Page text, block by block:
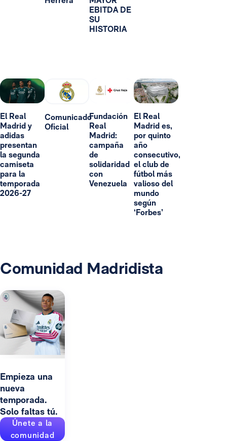
EBITDA DE
SU
HISTORIA
El Real
Madrid y
adidas
presentan
la segunda
camiseta
para la
temporada
2026-27
Comunicado
Oficial
Fundación
Real
Madrid:
campaña
de
solidaridad
con
Venezuela
El Real
Madrid es,
por quinto
año
consecutivo,
el club de
fútbol más
valioso del
mundo
según
‘Forbes’
Comunidad Madridista
Empieza una
nueva
temporada.
Solo faltas tú.
Únete a la
comunidad